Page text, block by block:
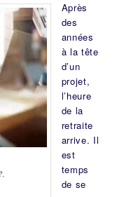
Après
des
années
à la tête
d’un
projet,
l’heure
de la
retraite
arrive. Il
est
temps
de se